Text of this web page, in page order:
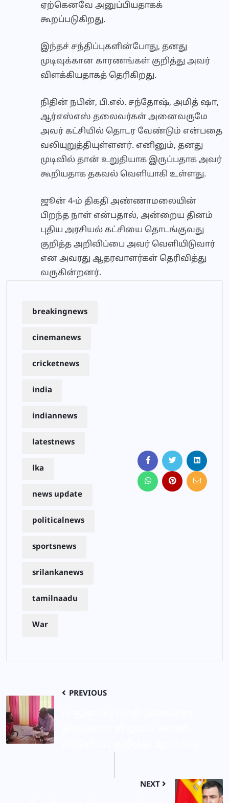
ஏற்கெனவே அனுப்பியதாகக்
கூறப்படுகிறது.
இந்தச் சந்திப்புகளின்போது, தனது
முடிவுக்கான காரணங்கள் குறித்து அவர்
விளக்கியதாகத் தெரிகிறது.
நிதின் நபின், பி.எல். சந்தோஷ், அமித் ஷா,
ஆர்எஸ்எஸ் தலைவர்கள் அனைவருமே
அவர் கட்சியில் தொடர வேண்டும் என்பதை
வலியுறுத்தியுள்ளனர். எனினும், தனது
முடிவில் தான் உறுதியாக இருப்பதாக அவர்
கூறியதாக தகவல் வெளியாகி உள்ளது.
ஜூன் 4-ம் திகதி அண்ணாமலையின்
பிறந்த நாள் என்பதால், அன்றைய தினம்
புதிய அரசியல் கட்சியை தொடங்குவது
குறித்த அறிவிப்பை அவர் வெளியிடுவார்
என அவரது ஆதரவாளர்கள் தெரிவித்து
வருகின்றனர்.
breakingnews
cinemanews
cricketnews
india
indiannews
latestnews
lka
news update
politicalnews
sportsnews
srilankanews
tamilnaadu
War
PREVIOUS
NEXT